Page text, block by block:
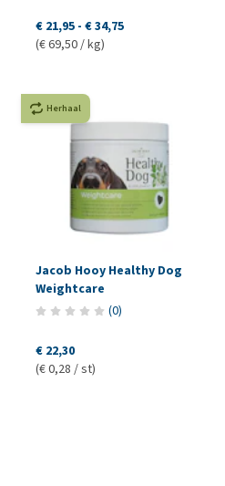
€ 21,95 - € 34,75
(€ 69,50 / kg)
Herhaal
Jacob Hooy Healthy Dog
Weightcare
(0)
€ 22,30
(€ 0,28 / st)